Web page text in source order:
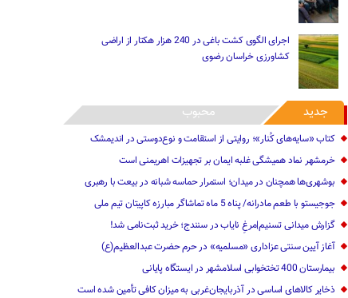
اجرای الگوی کشت باغی در 240 هزار هکتار از اراضی
کشاورزی خراسان رضوی
جدید محبوب
کتاب «سایه‌های کُنار»؛ روایتی از استقامت و نوع‌دوستی در اندیمشک
خرمشهر نماد همیشگی غلبه ایمان بر تجهیزات اهریمنی است
بوشهری‌ها همچنان در میدان؛ استمرار حماسه شبانه در بیعت با رهبری
جوجیستو با طعم مادرانه/ پناه 5 ماه تماشاگر مبارزه کاپیتان تیم ملی
گزارش میدانی تسنیم|مرغِ نایاب در سنندج؛ خرید ثبت‌نامی شد!
آغاز آیین سنتی عزاداری «مسلمیه» در حرم حضرت عبدالعظیم(ع)
بیمارستان 400 تختخوابی اسلامشهر در ایستگاه پایانی
ذخایر کالاهای اساسی در آذربایجان‌غربی به میزان کافی تأمین شده است